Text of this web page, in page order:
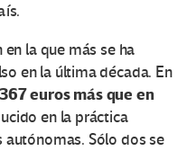
la que más se ha
en la última década. En
euros más que en
en la práctica
Sólo dos se